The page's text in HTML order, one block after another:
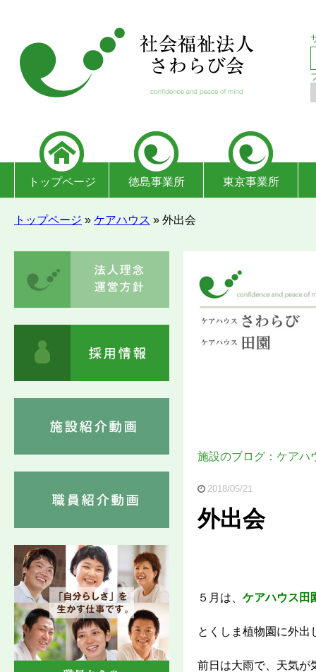
トップページ 徳島事業所 東京事業所
トップページ » ケアハウス » 外出会
施設のブログ：ケアハ
2018/05/21
外出会
５月は、 ケアハウス田
とくしま植物園に外出
前日は大雨で、天気が